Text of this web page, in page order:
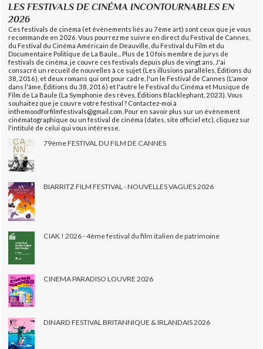
LES FESTIVALS DE CINÉMA INCONTOURNABLES EN
2026
Ces festivals de cinéma (et évènements liés au 7ème art) sont ceux que je vous
recommande en 2026. Vous pourrez me suivre en direct du Festival de Cannes,
du Festival du Cinéma Américain de Deauville, du Festival du Film et du
Documentaire Politique de La Baule... Plus de 10 fois membre de jurys de
festivals de cinéma, je couvre ces festivals depuis plus de vingt ans. J'ai
consacré un recueil de nouvelles à ce sujet (Les illusions parallèles, Éditions du
38, 2016), et deux romans qui ont pour cadre, l'un le Festival de Cannes (L'amor
dans l'âme, Éditions du 38, 2016) et l'autre le Festival du Cinéma et Musique de
Film de La Baule (La Symphonie des rêves, Éditions Blacklephant, 2023). Vous
souhaitez que je couvre votre festival ? Contactez-moi à
inthemoodforfilmfestivals@gmail.com. Pour en savoir plus sur un évènement
cinématographique ou un festival de cinéma (dates, site officiel etc), cliquez sur
l'intitulé de celui qui vous intéresse.
79ème FESTIVAL DU FILM DE CANNES
BIARRITZ FILM FESTIVAL - NOUVELLES VAGUES 2026
CIAK ! 2026 - 4ème festival du film italien de patrimoine
CINEMA PARADISO LOUVRE 2026
DINARD FESTIVAL BRITANNIQUE & IRLANDAIS 2026